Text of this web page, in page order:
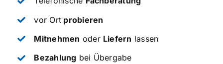
vor Ort probieren
Mitnehmen oder Liefern lassen
Bezahlung bei Übergabe